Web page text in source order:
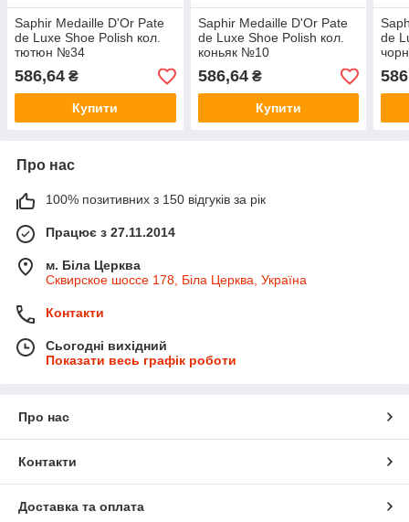
Saphir Medaille D'Or Pate
de Luxe Shoe Polish кол.
тютюн №34
586,64 ₴
Купити
Saphir Medaille D'Or Pate
de Luxe Shoe Polish кол.
коньяк №10
586,64₴
Купити
de
Про нас
100% позитивних з 150 відгуків за рік
Працює з 27.11.2014
м. Біла Церква
Сквирское шоссе 178, Біла Церква, Україна
Контакти
Сьогодні вихідний
Показати весь графік роботи
Про нас
Контакти
Доставка та оплата